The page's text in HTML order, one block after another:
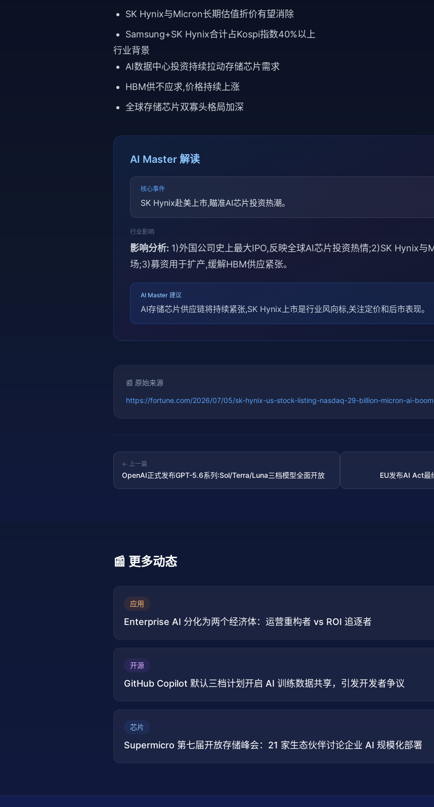
SK Hynix与Micron长期估值折价有望消除
Samsung+SK Hynix合计占Kospi指数40%以上
行业背景
AI数据中心投资持续拉动存储芯片需求
HBM供不应求,价格持续上涨
全球存储芯片双寡头格局加深
AI Master 解读
核心事件
SK Hynix赴美上市,瞄准AI芯片投资热潮。
行业影响
影响分析: 1)外国公司史上最大IPO,反映全球AI芯片投资热情;2)SK Hynix与
场;3)募资用于扩产,缓解HBM供应紧张。
AI Master 建议
AI存储芯片供应链将持续紧张,SK Hynix上市是行业风向标,关注定价和后市表现。
📰 原始来源
https://fortune.com/2026/07/05/sk-hynix-us-stock-listing-nasdaq-29-billion-micron-ai-
← 上一篇
OpenAI正式发布GPT-5.6系列:Sol/Terra/Luna三档模型全面开放 EU发布AI Act最
📰 更多动态
应用
Enterprise AI 分化为两个经济体：运营重构者 vs ROI 追逐者
开源
GitHub Copilot 默认三档计划开启 AI 训练数据共享，引发开发者争议
芯片
Supermicro 第七届开放存储峰会：21 家生态伙伴讨论企业 AI 规模化部署